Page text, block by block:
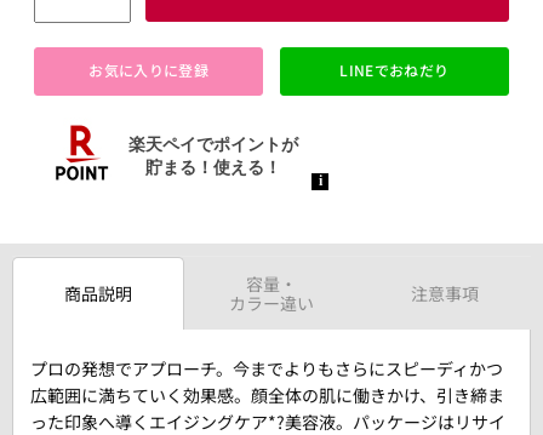
お気に入りに登録 LINEでおねだり
商品説明
容量・
カラー違い
注意事項
プロの発想でアプローチ。今までよりもさらにスピーディかつ
広範囲に満ちていく効果感。顔全体の肌に働きかけ、引き締ま
った印象へ導くエイジングケア*?美容液。パッケージはリサイ